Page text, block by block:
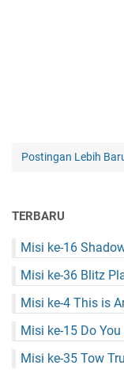
Postingan Lebih
TERBARU
Misi ke-16
Misi ke-36 Blitz
Misi ke-4 This is
Misi ke-15 Do
Misi ke-35 Tow